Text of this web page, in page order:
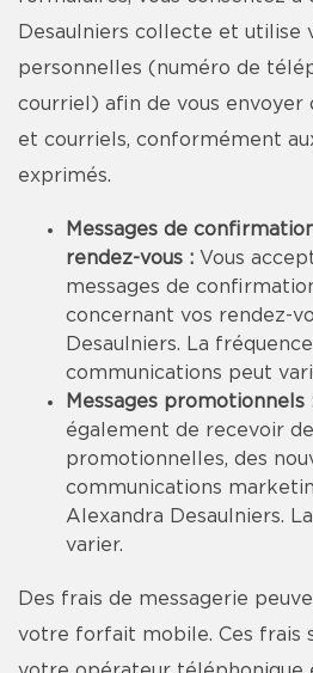
Desaulniers collecte et utilise
personnelles (numéro de
courriel) afin de vous envoyer
et courriels, conformément
exprimés.
Messages de
rendez-vous : Vous
messages de
concernant vos rendez-
Desaulniers. La
communications peut
Messages promotionnels
également de recevoir
promotionnelles, des
communications
Alexandra Desaulniers.
varier.
Des frais de messagerie
votre forfait mobile. Ces frais